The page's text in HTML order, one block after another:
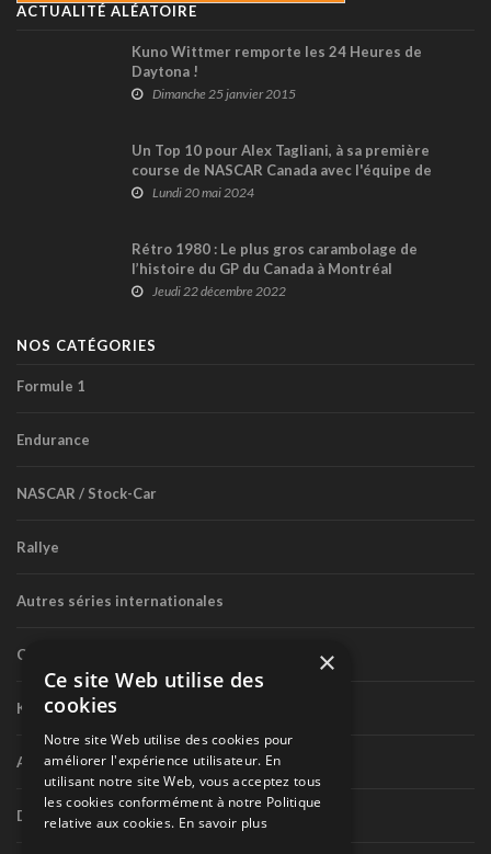
ACTUALITÉ ALÉATOIRE
Kuno Wittmer remporte les 24 Heures de
Daytona !
Dimanche 25 janvier 2015
Un Top 10 pour Alex Tagliani, à sa première
course de NASCAR Canada avec l'équipe de
Donald Theetge
Lundi 20 mai 2024
Rétro 1980 : Le plus gros carambolage de
l’histoire du GP du Canada à Montréal
Jeudi 22 décembre 2022
NOS CATÉGORIES
Formule 1
Endurance
NASCAR / Stock-Car
Rallye
Autres séries internationales
Circuit routier canadien
Karting
Autres séries nationales
Divers
×
Ce site Web utilise des
cookies
Notre site Web utilise des cookies pour
améliorer l'expérience utilisateur. En
utilisant notre site Web, vous acceptez tous
les cookies conformément à notre Politique
relative aux cookies. En savoir plus